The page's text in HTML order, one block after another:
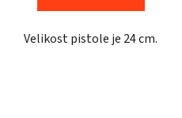
Velikost pistole je 24 cm.